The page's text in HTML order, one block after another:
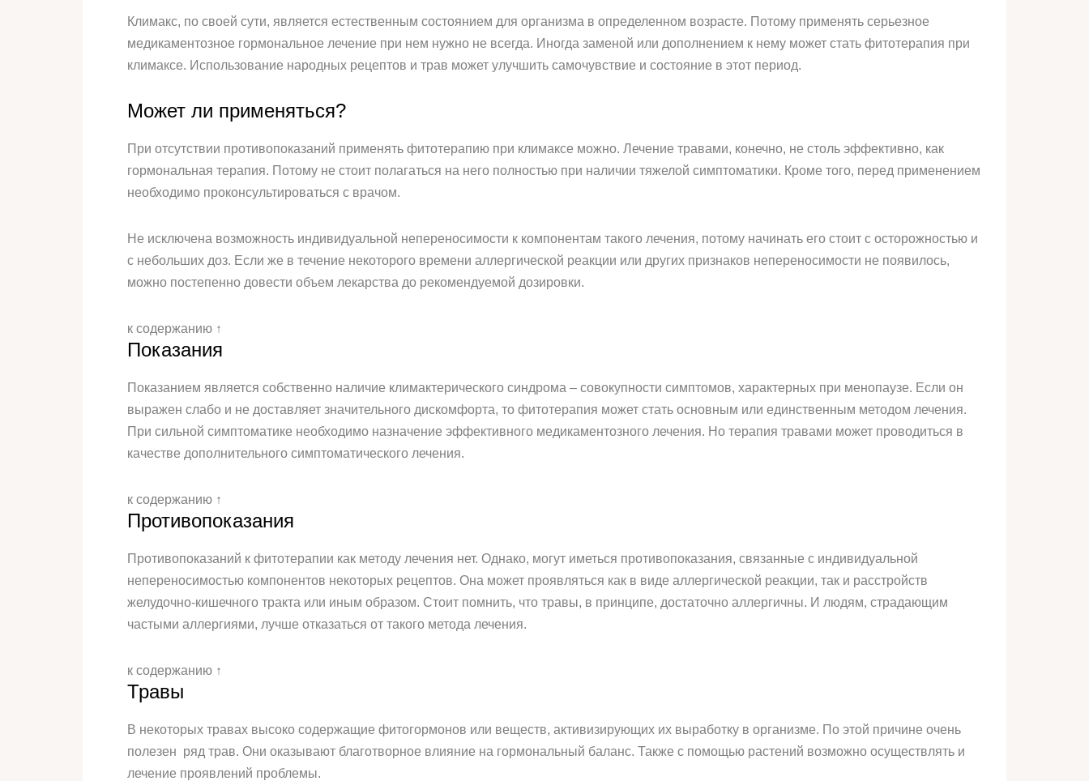
Климакс, по своей сути, является естественным состоянием для организма в определенном возрасте. Потому применять серьезное
медикаментозное гормональное лечение при нем нужно не всегда. Иногда заменой или дополнением к нему может стать фитотерапия при
климаксе. Использование народных рецептов и трав может улучшить самочувствие и состояние в этот период.
Может ли применяться?
При отсутствии противопоказаний применять фитотерапию при климаксе можно. Лечение травами, конечно, не столь эффективно, как
гормональная терапия. Потому не стоит полагаться на него полностью при наличии тяжелой симптоматики. Кроме того, перед применением
необходимо проконсультироваться с врачом.
Не исключена возможность индивидуальной непереносимости к компонентам такого лечения, потому начинать его стоит с осторожностью и
с небольших доз. Если же в течение некоторого времени аллергической реакции или других признаков непереносимости не появилось,
можно постепенно довести объем лекарства до рекомендуемой дозировки.
к содержанию ↑
Показания
Показанием является собственно наличие климактерического синдрома – совокупности симптомов, характерных при менопаузе. Если он
выражен слабо и не доставляет значительного дискомфорта, то фитотерапия может стать основным или единственным методом лечения.
При сильной симптоматике необходимо назначение эффективного медикаментозного лечения. Но терапия травами может проводиться в
качестве дополнительного симптоматического лечения.
к содержанию ↑
Противопоказания
Противопоказаний к фитотерапии как методу лечения нет. Однако, могут иметься противопоказания, связанные с индивидуальной
непереносимостью компонентов некоторых рецептов. Она может проявляться как в виде аллергической реакции, так и расстройств
желудочно-кишечного тракта или иным образом. Стоит помнить, что травы, в принципе, достаточно аллергичны. И людям, страдающим
частыми аллергиями, лучше отказаться от такого метода лечения.
к содержанию ↑
Травы
В некоторых травах высоко содержащие фитогормонов или веществ, активизирующих их выработку в организме. По этой причине очень
полезен ряд трав. Они оказывают благотворное влияние на гормональный баланс. Также с помощью растений возможно осуществлять и
лечение проявлений проблемы.